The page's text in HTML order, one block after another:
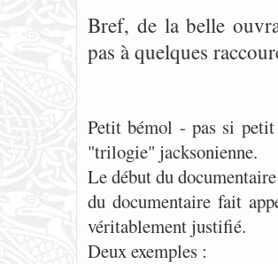
Bref, de la belle
pas à quelques
Petit bémol - pas si
"trilogie" jacksonienne.
Le début du
du documentaire fait
véritablement justifié.
Deux exemples :